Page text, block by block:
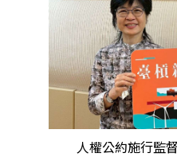
人權公約施行監